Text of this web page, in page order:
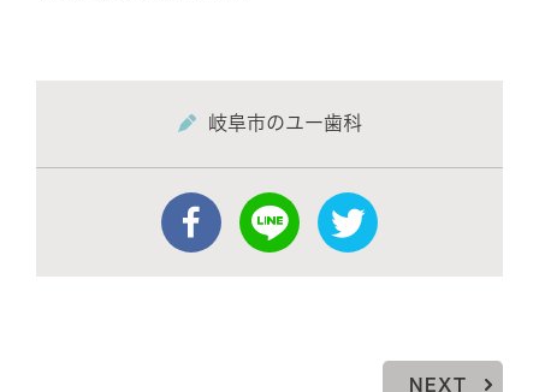
岐阜市のユー歯科
NEXT